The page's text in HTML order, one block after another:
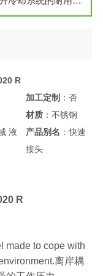
R
加工定制：否
材质：不锈钢
液
产品别名 ：快速
接头
R
made to cope with
离岸耦